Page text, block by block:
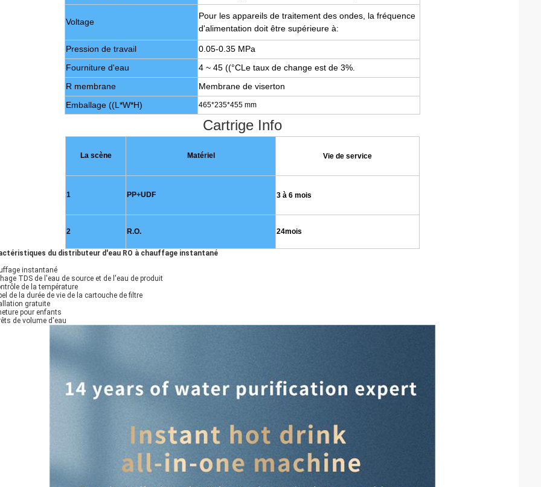
Voltage
Pour les appareils de traitement des ondes, la fréquence
d'alimentation doit être supérieure à:
Pression de travail
0.05-0.35 MPa
Fourniture d'eau
4 ~ 45 ((°CLe taux de change est de 3%.
R membrane
Membrane de viserton
Emballage ((L*W*H)
465*235*455 mm
Cartrige Info
La scène Matériel Vie de service
1 PP+UDF 3 à 6 mois
2 R.O. 24mois
du distributeur d'eau RO à chauffage instantané
instantané
TDS de l'eau de source et de l'eau de produit
de la température
de la durée de vie de la cartouche de filtre
gratuite
pour enfants
de volume d'eau